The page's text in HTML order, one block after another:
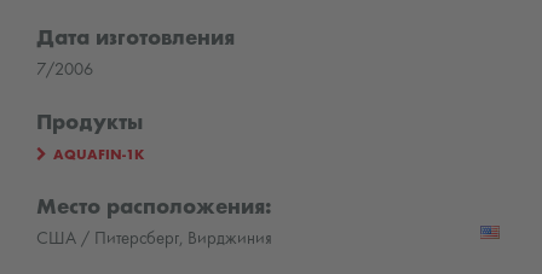
Дата изготовления
7/2006
Продукты
AQUAFIN-1K
Место расположения:
США / Питерсберг, Вирджиния